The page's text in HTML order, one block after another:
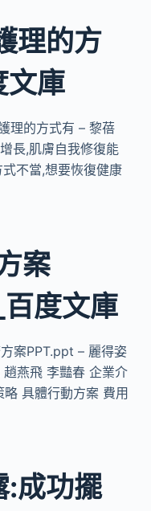
理的方
文庫
理的方式有 – 黎蓓
長,肌膚自我修復能
不當,想要恢復健康
案
度文庫
案PPT.ppt – 麗得姿
燕飛 李豔春 企業介
具體行動方案 費用
:成功擺